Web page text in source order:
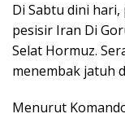
Di Sabtu dini
pesisir Iran Di
Selat Hormuz.
menembak jatuh
Menurut